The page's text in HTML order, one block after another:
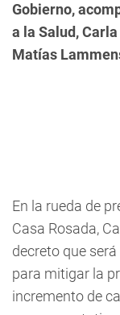
Gobierno,
a la Salud,
Matías
En la rueda de
Casa Rosada,
decreto que
para mitigar la
incremento de